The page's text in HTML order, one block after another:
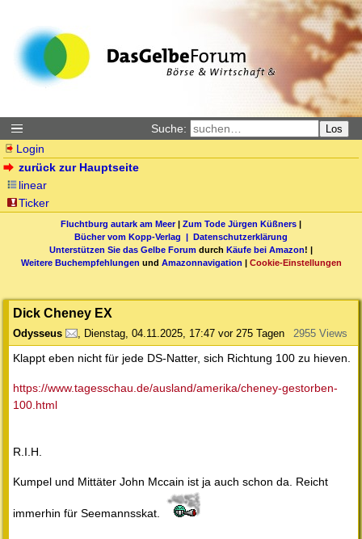
Suche: Los
Login
zurück zur Hauptseite
linear
Ticker
Fluchtburg autark am Meer| Zum Tode Jürgen Küßners |
Bücher vom Kopp-Verlag | Datenschutzerklärung
Unterstützen Sie das Gelbe Forum durch Käufe bei Amazon! |
Weitere Buchempfehlungen und Amazonnavigation | Cookie-Einstellungen
Dick Cheney EX
Odysseus , Dienstag, 04.11.2025, 17:47 vor 275 Tagen 2955 Views
Klappt eben nicht für jede DS-Natter, sich Richtung 100 zu hieven.
https://www.tagesschau.de/ausland/amerika/cheney-gestorben-
100.html
R.I.H.
Kumpel und Mittäter John Mccain ist ja auch schon da. Reicht
immerhin für Seemannsskat.